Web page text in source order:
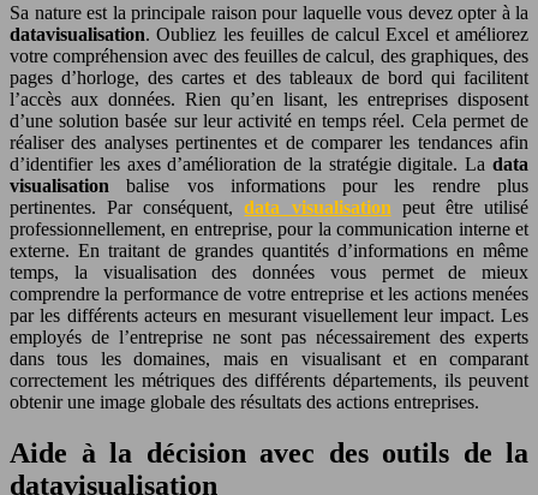
Sa nature est la principale raison pour laquelle vous devez opter à la
datavisualisation. Oubliez les feuilles de calcul Excel et améliorez
votre compréhension avec des feuilles de calcul, des graphiques, des
pages d’horloge, des cartes et des tableaux de bord qui facilitent
l’accès aux données. Rien qu’en lisant, les entreprises disposent
d’une solution basée sur leur activité en temps réel. Cela permet de
réaliser des analyses pertinentes et de comparer les tendances afin
d’identifier les axes d’amélioration de la stratégie digitale. La data
visualisation balise vos informations pour les rendre plus
pertinentes. Par conséquent,data visualisation peut être utilisé
professionnellement, en entreprise, pour la communication interne et
externe. En traitant de grandes quantités d’informations en même
temps, la visualisation des données vous permet de mieux
comprendre la performance de votre entreprise et les actions menées
par les différents acteurs en mesurant visuellement leur impact. Les
employés de l’entreprise ne sont pas nécessairement des experts
dans tous les domaines, mais en visualisant et en comparant
correctement les métriques des différents départements, ils peuvent
obtenir une image globale des résultats des actions entreprises.
Aide à la décision avec des outils de la
datavisualisation